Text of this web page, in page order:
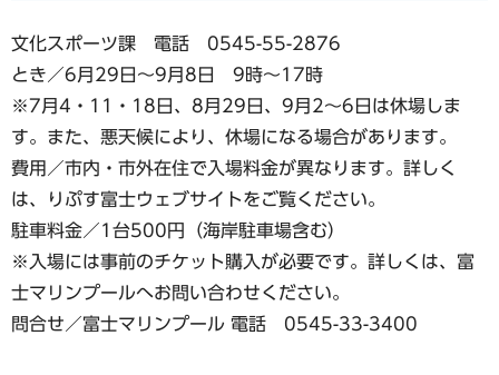
文化スポーツ課 電話 0545-55-2876
とき／6月29日～9月8日 9時～17時
※7月4・11・18日、8月29日、9月2～6日は休場しま
す。また、悪天候により、休場になる場合があります。
費用／市内・市外在住で入場料金が異なります。詳しく
は、りぷす富士ウェブサイトをご覧ください。
駐車料金／1台500円（海岸駐車場含む）
※入場には事前のチケット購入が必要です。詳しくは、富
士マリンプールへお問い合わせください。
問合せ／富士マリンプール 電話 0545-33-3400